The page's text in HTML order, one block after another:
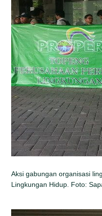
Aksi gabungan organisasi
Lingkungan Hidup. Foto: